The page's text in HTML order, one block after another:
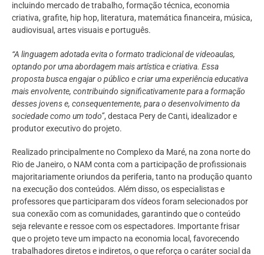
incluindo mercado de trabalho, formação técnica, economia
criativa, grafite, hip hop, literatura, matemática financeira, música,
audiovisual, artes visuais e português.
“A linguagem adotada evita o formato tradicional de videoaulas,
optando por uma abordagem mais artística e criativa. Essa
proposta busca engajar o público e criar uma experiência educativa
mais envolvente, contribuindo significativamente para a formação
desses jovens e, consequentemente, para o desenvolvimento da
sociedade como um todo”, destaca Pery de Canti, idealizador e
produtor executivo do projeto.
Realizado principalmente no Complexo da Maré, na zona norte do
Rio de Janeiro, o NAM conta com a participação de profissionais
majoritariamente oriundos da periferia, tanto na produção quanto
na execução dos conteúdos. Além disso, os especialistas e
professores que participaram dos vídeos foram selecionados por
sua conexão com as comunidades, garantindo que o conteúdo
seja relevante e ressoe com os espectadores. Importante frisar
que o projeto teve um impacto na economia local, favorecendo
trabalhadores diretos e indiretos, o que reforça o caráter social da